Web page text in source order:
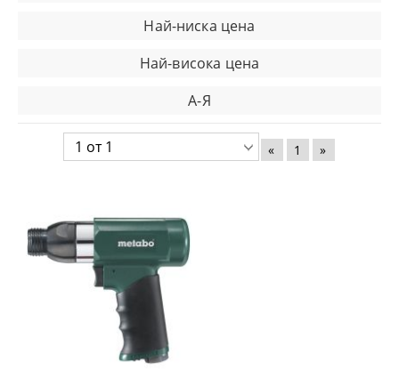
Най-ниска цена
Най-висока цена
А-Я
« 1 »